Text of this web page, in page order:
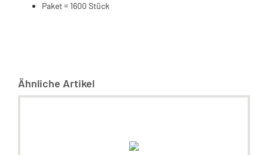
Paket = 1600 Stück
Ähnliche Artikel